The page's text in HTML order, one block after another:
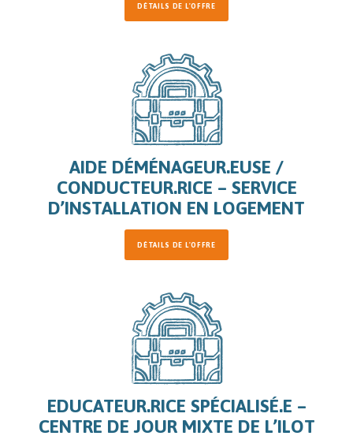
DÉTAILS DE L'OFFRE
AIDE DÉMÉNAGEUR.EUSE /
CONDUCTEUR.RICE – SERVICE
D’INSTALLATION EN LOGEMENT
DÉTAILS DE L'OFFRE
EDUCATEUR.RICE SPÉCIALISÉ.E –
CENTRE DE JOUR MIXTE DE L’ILOT